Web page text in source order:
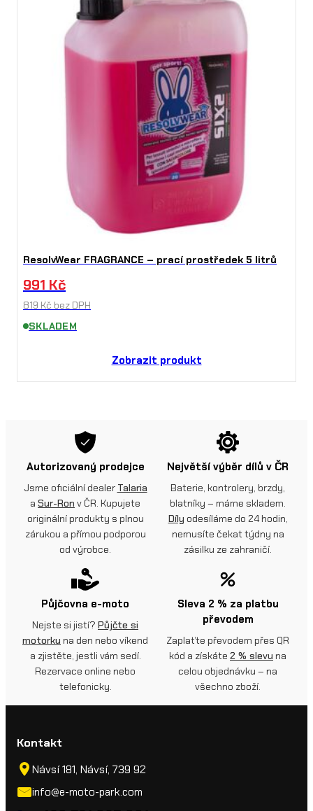
ResolvWear FRAGRANCE – prací prostředek 5 litrů
991 Kč
819 Kč bez DPH
SKLADEM
Zobrazit produkt
Autorizovaný prodejce
Jsme oficiální dealer Talaria
a Sur-Ron v ČR. Kupujete
originální produkty s plnou
zárukou a přímou podporou
od výrobce.
Největší výběr dílů v ČR
Baterie, kontrolery, brzdy,
blatníky – máme skladem.
Díly odesíláme do 24 hodin,
nemusíte čekat týdny na
zásilku ze zahraničí.
Půjčovna e-moto
Nejste si jistí? Půjčte si
motorku na den nebo víkend
a zjistěte, jestli vám sedí.
Rezervace online nebo
telefonicky.
Sleva 2 % za platbu
převodem
Zaplaťte převodem přes QR
kód a získáte 2 % slevu na
celou objednávku – na
všechno zboží.
Kontakt
Návsí 181, Návsí, 739 92
info@e-moto-park.com